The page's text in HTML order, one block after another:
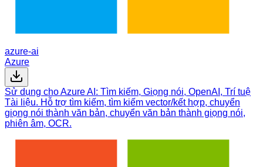
azure-ai
Azure
Sử dụng cho Azure AI: Tìm kiếm, Giọng nói, OpenAI, Trí tuệ
Tài liệu. Hỗ trợ tìm kiếm, tìm kiếm vector/kết hợp, chuyển
giọng nói thành văn bản, chuyển văn bản thành giọng nói,
phiên âm, OCR.